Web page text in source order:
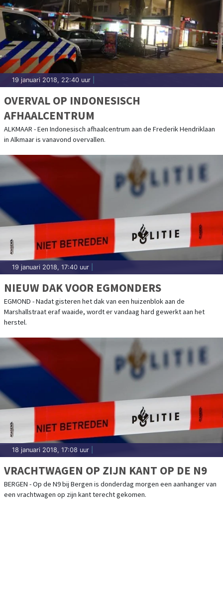
19 januari 2018, 22:40 uur
OVERVAL OP INDONESISCH
AFHAALCENTRUM
ALKMAAR - Een Indonesisch afhaalcentrum aan de Frederik Hendriklaan
in Alkmaar is vanavond overvallen.
19 januari 2018, 17:40 uur
NIEUW DAK VOOR EGMONDERS
EGMOND - Nadat gisteren het dak van een huizenblok aan de
Marshallstraat eraf waaide, wordt er vandaag hard gewerkt aan het
herstel.
18 januari 2018, 17:08 uur
VRACHTWAGEN OP ZIJN KANT OP DE N9
BERGEN - Op de N9 bij Bergen is donderdag morgen een aanhanger van
een vrachtwagen op zijn kant terecht gekomen.